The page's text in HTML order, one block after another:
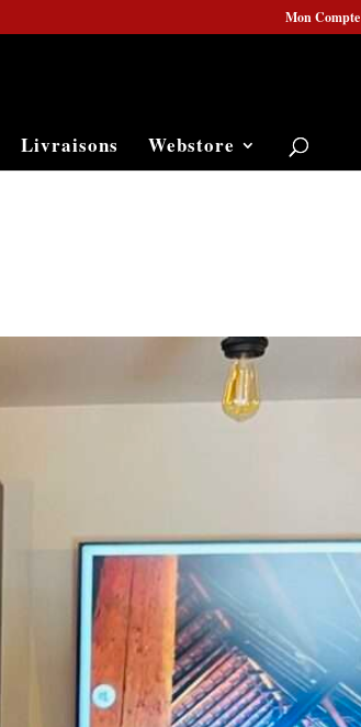
Mon Compte
Livraisons Webstore